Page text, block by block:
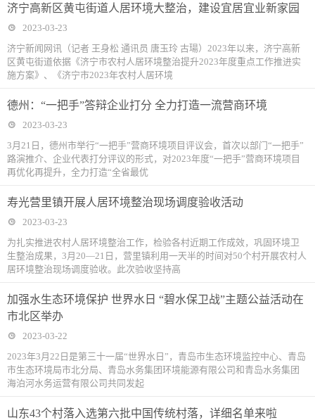
济宁高新区黄屯街道人居环境大整治，建设宜居宜业新家园
2023-03-23
济宁新闻网讯（记者 王身松 通讯员 唐玉玲 古瑒）2023年以来，济宁高新
区黄屯街道依据《济宁市农村人居环境整治提升2023年度重点工作推进实
施方案》、《济宁市2023年农村人居环境
德州：“一把手”答辩企业打分 全力打造一流营商环境
2023-03-23
3月21日，德州市举行“一把手”营商环境项目评议会，首次以部门“一把手”
路演推介、企业代表打分评议的形式，对2023年度“一把手”营商环境项目
再优化再提升，全力打造“全省最优
寿光营里镇开展人居环境整治现场调度验收活动
2023-03-23
为扎实推进农村人居环境整治工作，检验各村近期工作成效，巩固环境卫
生整治成果，3月20—21日，营里镇利用一天半的时间对50个村开展农村人
居环境整治现场调度验收。此次验收坚持高
加强水生态环境保护 世界水日 “碧水保卫战”主题公益活动在
市北区举办
2023-03-22
2023年3月22日是第三十一届“世界水日”，青岛市生态环境监控中心、青岛
市生态环境局市北分局、青岛水务集团环境能源有限公司和青岛水务集团
海泊河水务运营有限公司共同发起
山东43个村落入选第六批中国传统村落，详细名单来啦